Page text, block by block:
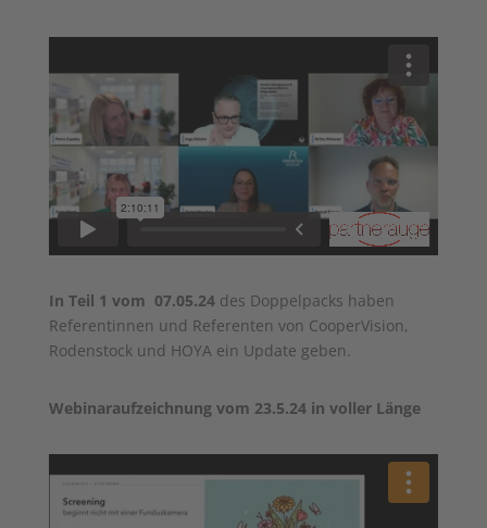
In Teil 1 vom 07.05.24des Doppelpacks haben
Referentinnen und Referenten von CooperVision,
Rodenstock und HOYA ein Update geben.
Webinaraufzeichnung vom 23.5.24 in voller Länge